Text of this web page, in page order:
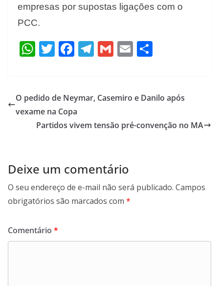
empresas por supostas ligações com o
PCC.
W
s
A
p
T
er
F
b
o
o
T
gr
m
G
l
E
l e
O pedido de Neymar, Casemiro e Danilo após
vexame na Copa
Partidos vivem tensão pré-convenção no MA
Deixe um comentário
O seu endereço de e-mail não será publicado. Campos
obrigatórios são marcados com *
Comentário *